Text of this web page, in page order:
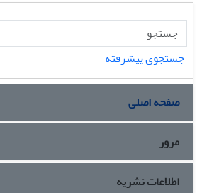
جستجوی پیشرفته
صفحه اصلی
مرور
اطلاعات نشریه